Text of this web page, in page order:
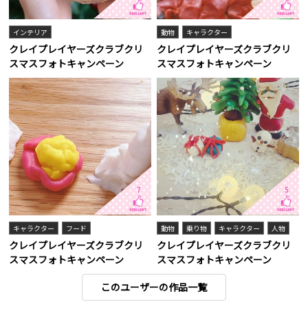
インテリア
クレイプレイヤーズクラブクリ
スマスフォトキャンペーン
動物 キャラクター
クレイプレイヤーズクラブクリ
スマスフォトキャンペーン
7
キャラクター フード
クレイプレイヤーズクラブクリ
スマスフォトキャンペーン
5
動物 乗り物 キャラクター 人物
クレイプレイヤーズクラブクリ
スマスフォトキャンペーン
このユーザーの作品一覧